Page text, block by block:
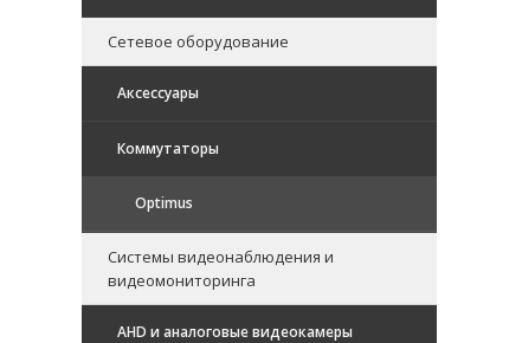
Сетевое оборудование
Аксессуары
Коммутаторы
Optimus
Системы видеонаблюдения и
видеомониторинга
AHD и аналоговые видеокамеры